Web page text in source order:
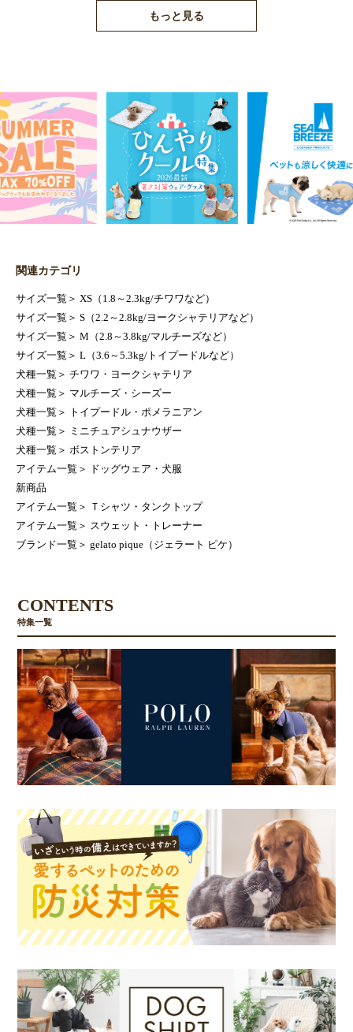
もっと見る
関連カテゴリ
サイズ一覧 ＞ XS（1.8～2.3kg/チワワなど）
サイズ一覧 ＞ S（2.2～2.8kg/ヨークシャテリアなど）
サイズ一覧 ＞ M（2.8～3.8kg/マルチーズなど）
サイズ一覧 ＞ L（3.6～5.3kg/トイプードルなど）
犬種一覧 ＞ チワワ・ヨークシャテリア
犬種一覧 ＞ マルチーズ・シーズー
犬種一覧 ＞
トイプードル・ポメラニアン
犬種一覧 ＞
ミニチュアシュナウザー
犬種一覧 ＞ ボストンテリア
アイテム一覧 ＞
ドッグウェア・犬服
新商品
アイテム一覧 ＞
Ｔシャツ・タンクトップ
アイテム一覧 ＞ スウェット・トレーナー
ブランド一覧 ＞ gelato pique（ジェラート ピケ）
CONTENTS
特集一覧